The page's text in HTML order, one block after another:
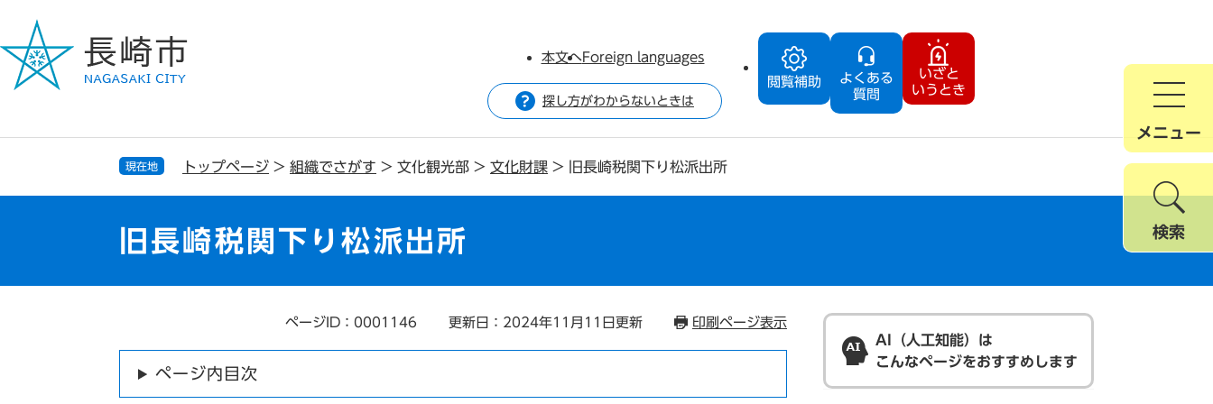
ジ
で
ュ
ば
閲覧補助
よくある
質問
いざと
いうとき
本文へForeign languages
探し方がわからないときは
メニュー
検索
現在地 トップページ > 組織でさがす > 文化観光部 > 文化財課 > 旧長崎税関下り松派出所
旧長崎税関下り松派出所
ページID：0001146 更新日：2024年11月11日更新 印刷ページ表示
ページ内目次
AI（人工知能）は
こんなページをおすすめします